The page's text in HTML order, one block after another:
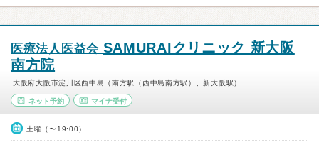
医療法人医益会 SAMURAIクリニック 新大阪
南方院
大阪府大阪市淀川区西中島（南方駅（西中島南方駅）、新大阪駅）
ネット予約 マイナ受付
土曜（〜19:00）